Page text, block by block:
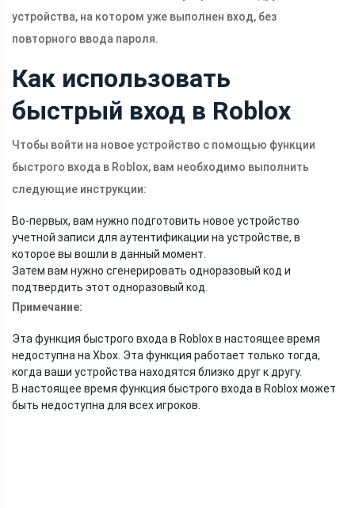
устройства, на котором уже выполнен вход, без
повторного ввода пароля.
Как использовать
быстрый вход в Roblox
Чтобы войти на новое устройство с помощью функции
быстрого входа в Roblox, вам необходимо выполнить
следующие инструкции:
Во-первых, вам нужно подготовить новое устройство
учетной записи для аутентификации на устройстве, в
которое вы вошли в данный момент.
Затем вам нужно сгенерировать одноразовый код и
подтвердить этот одноразовый код.
Примечание:
Эта функция быстрого входа в Roblox в настоящее время
недоступна на Xbox. Эта функция работает только тогда,
когда ваши устройства находятся близко друг к другу.
В настоящее время функция быстрого входа в Roblox может
быть недоступна для всех игроков.